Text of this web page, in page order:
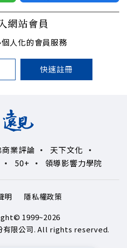
網站會員
人化的會員服務
快速註冊
商業評論
天下文化
50+ 領導影響力學院
明
隱私權政策
1999~2026
有限公司. All rights reserved.